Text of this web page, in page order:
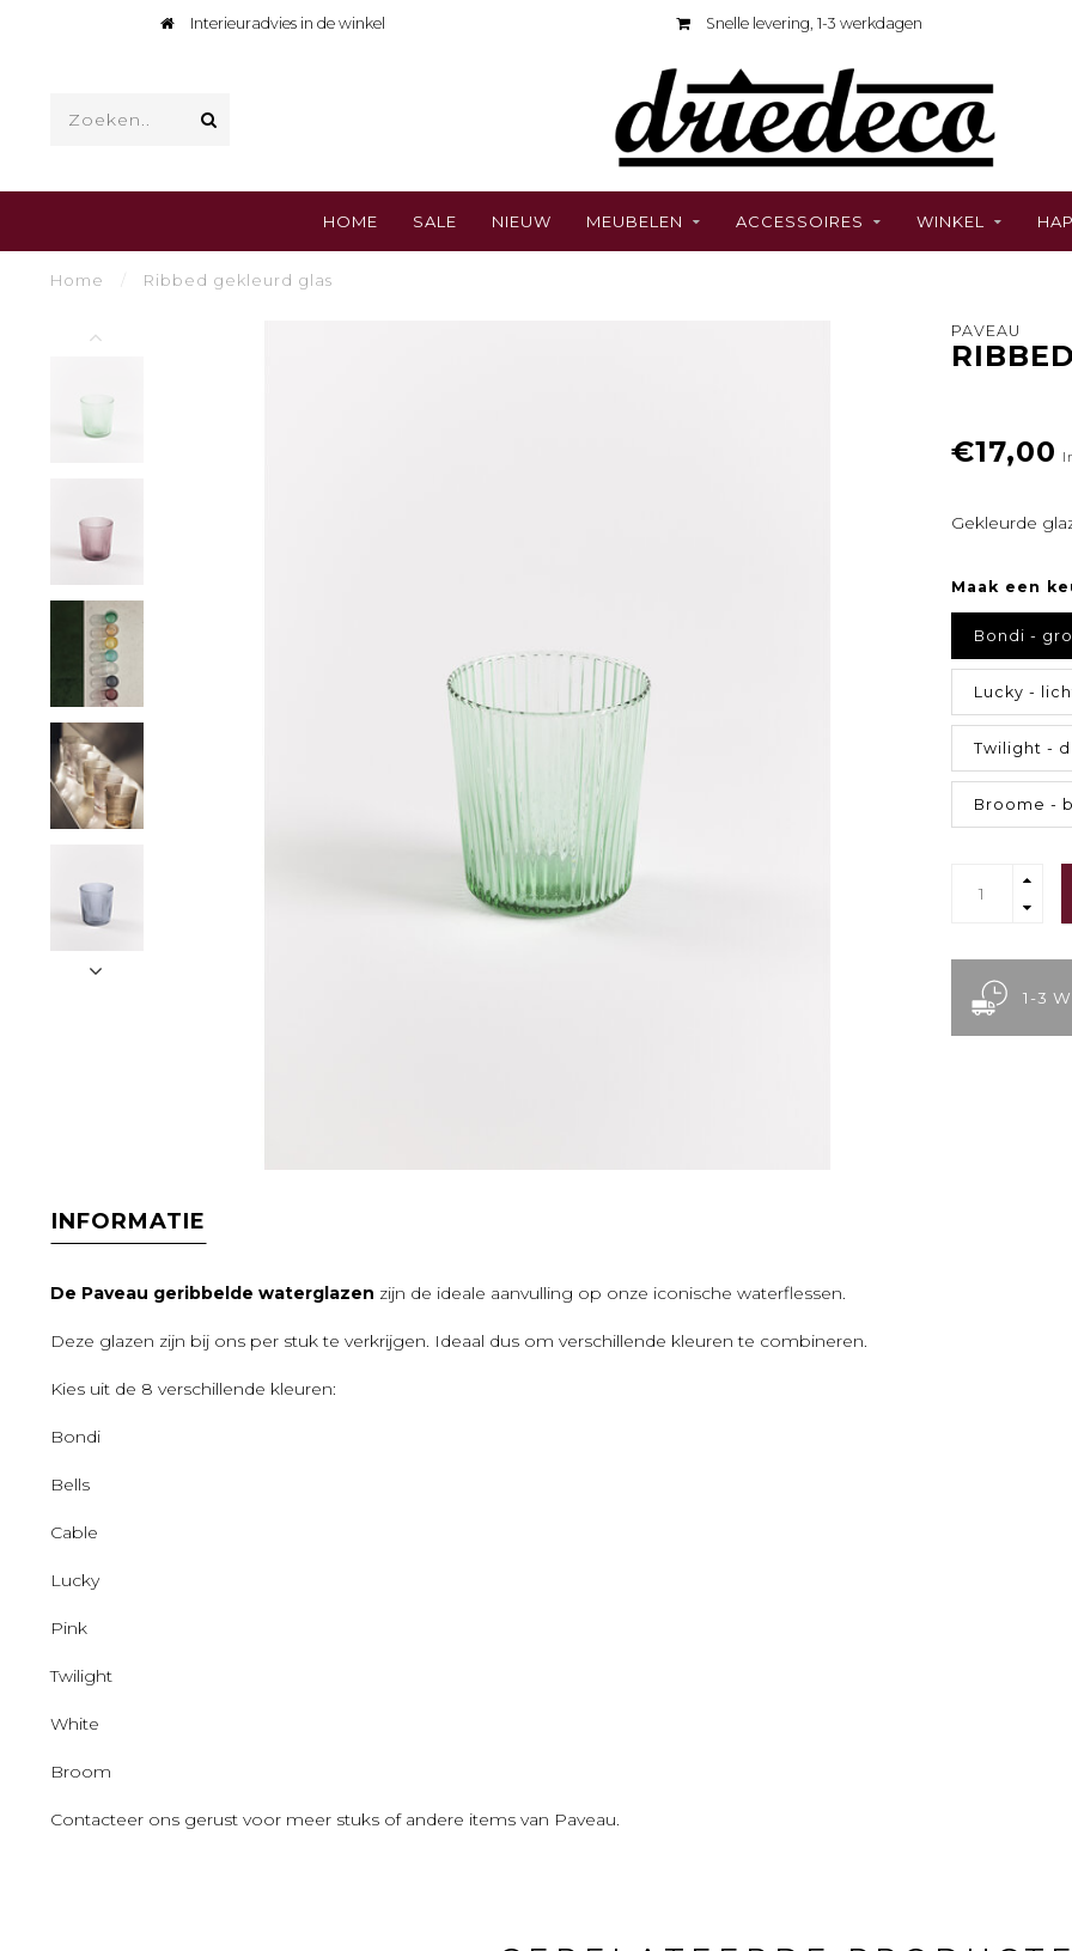
Interieuradvies in de winkel Snelle levering, 1-3 werkdagen
HOME SALE NIEUW MEUBELEN ACCESSOIRES WINKEL
Home Ribbed gekleurd glas
PAVEAU
€17,00
Gekleurde
Maak een
Bondi -
Lucky -
Twilight -
Broome -
1-3
INFORMATIE
De Paveau geribbelde waterglazen zijn de ideale aanvulling op onze iconische waterflessen.
Deze glazen zijn bij ons per stuk te verkrijgen. Ideaal dus om verschillende kleuren te combineren.
Kies uit de 8 verschillende kleuren:
Bondi
Bells
Cable
Lucky
Pink
Twilight
White
Broom
Contacteer ons gerust voor meer stuks of andere items van Paveau.